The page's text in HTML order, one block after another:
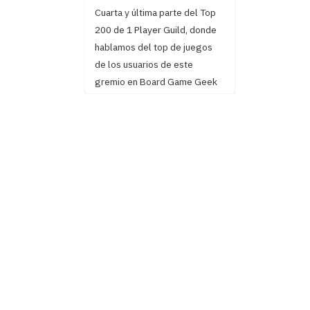
Cuarta y última parte del Top
200 de 1 Player Guild, donde
hablamos del top de juegos
de los usuarios de este
gremio en Board Game Geek